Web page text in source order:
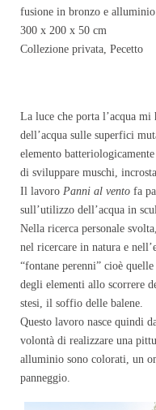
fusione in bronzo e
300 x 200 x 50 cm
Collezione privata, Pecetto
La luce che porta l’acqua mi
dell’acqua sulle superfici
elemento
di sviluppare muschi,
Il lavoro Panni al vento fa
sull’utilizzo dell’acqua in
Nella ricerca personale
nel ricercare in natura e
“fontane perenni” cioè
degli elementi allo scorrere
stesi, il soffio delle balene.
Questo lavoro nasce quindi
volontà di realizzare una
alluminio sono colorati, un
panneggio.